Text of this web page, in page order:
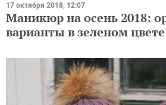
17 октября 2018, 12:07
Маникюр на осень 2018:
варианты в зеленом цвете